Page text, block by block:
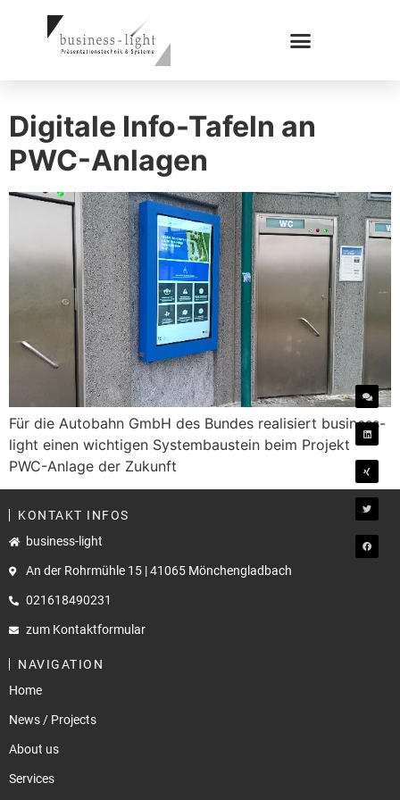
Digitale Info-Tafeln an
PWC-Anlagen
Für die Autobahn GmbH des Bundes realisiert business-
light einen wichtigen Systembaustein beim Projekt
PWC-Anlage der Zukunft
KONTAKT INFOS
business-light
An der Rohrmühle 15 | 41065 Mönchengladbach
021618490231
zum Kontaktformular
NAVIGATION
Home
News / Projects
About us
Services